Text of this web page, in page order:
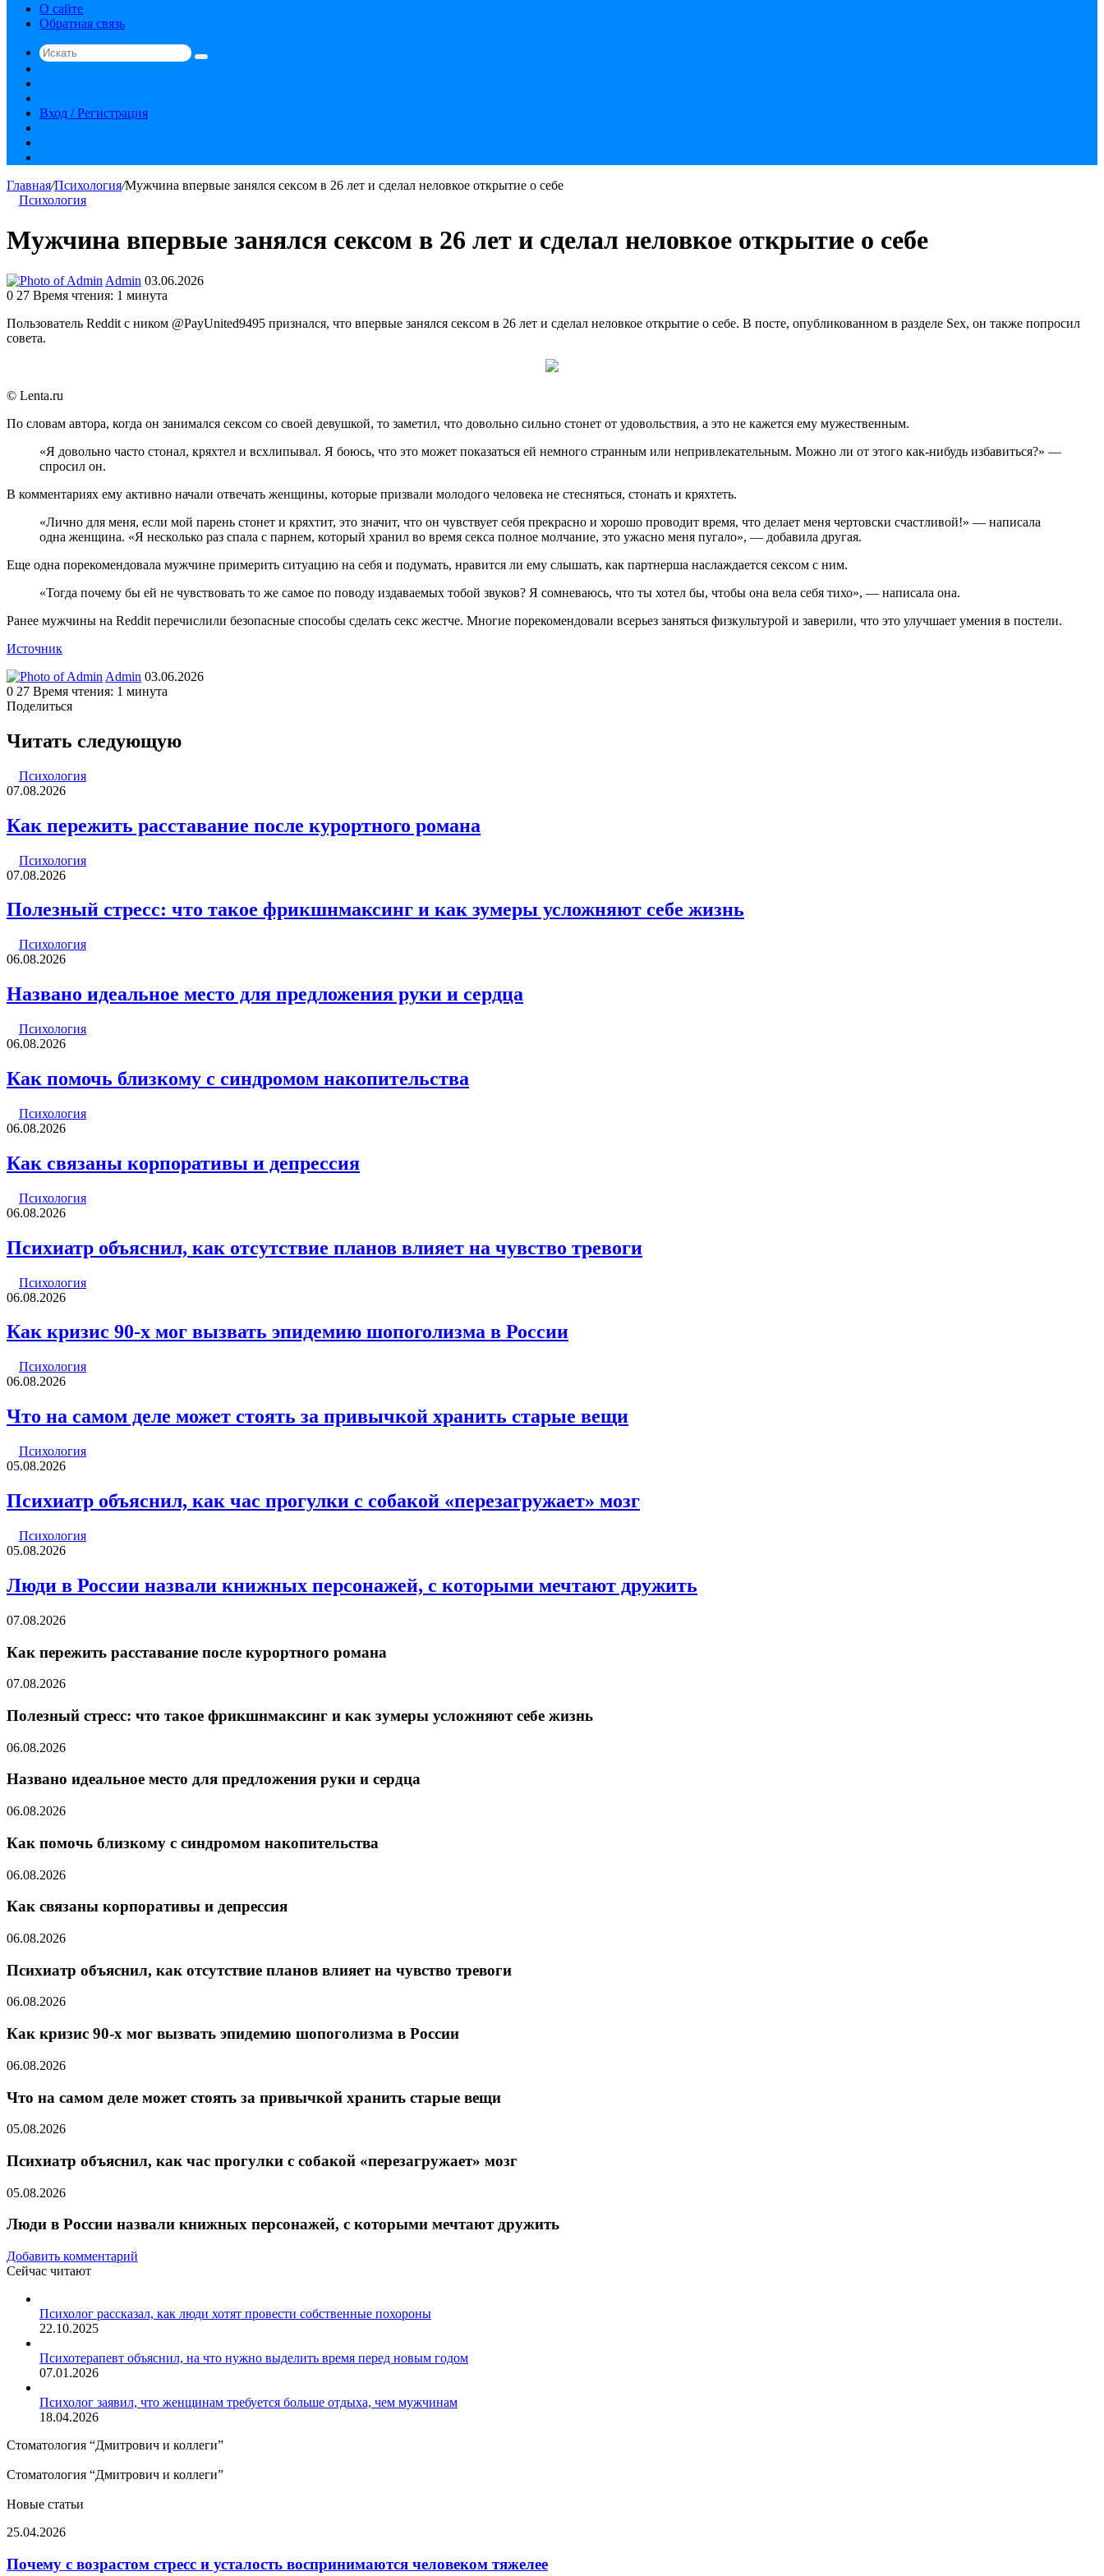
О сайте
Обратная связь
Искать
статья
Вход / Регистрация
Главная/Психология/Мужчина впервые занялся сексом в 26 лет и сделал неловкое открытие о себе
Психология
Мужчина впервые занялся сексом в 26 лет и сделал неловкое открытие о себе
Admin Send
an
03.06.2026
0 27 Время чтения: 1 минута
Пользователь Reddit с ником @PayUnited9495 признался, что впервые занялся сексом в 26 лет и сделал неловкое открытие о себе. В посте, опубликованном в разделе Sex, он также попросил
совета.
© Lenta.ru
По словам автора, когда он занимался сексом со своей девушкой, то заметил, что довольно сильно стонет от удовольствия, а это не кажется ему мужественным.
«Я довольно часто стонал, кряхтел и всхлипывал. Я боюсь, что это может показаться ей немного странным или непривлекательным. Можно ли от этого как-нибудь избавиться?» —
спросил он.
В комментариях ему активно начали отвечать женщины, которые призвали молодого человека не стесняться, стонать и кряхтеть.
«Лично для меня, если мой парень стонет и кряхтит, это значит, что он чувствует себя прекрасно и хорошо проводит время, что делает меня чертовски счастливой!» — написала
одна женщина. «Я несколько раз спала с парнем, который хранил во время секса полное молчание, это ужасно меня пугало», — добавила другая.
Еще одна порекомендовала мужчине примерить ситуацию на себя и подумать, нравится ли ему слышать, как партнерша наслаждается сексом с ним.
«Тогда почему бы ей не чувствовать то же самое по поводу издаваемых тобой звуков? Я сомневаюсь, что ты хотел бы, чтобы она вела себя тихо», — написала она.
Ранее мужчины на Reddit перечислили безопасные способы сделать секс жестче. Многие порекомендовали всерьез заняться физкультурой и заверили, что это улучшает умения в постели.
Источник
Admin Send
an
03.06.2026
0 27 Время чтения: 1 минута
Поделиться
через
электронную
Читать следующую
Психология
07.08.2026
Как пережить расставание после курортного романа
Психология
07.08.2026
Полезный стресс: что такое фрикшнмаксинг и как зумеры усложняют себе жизнь
Психология
06.08.2026
Названо идеальное место для предложения руки и сердца
Психология
06.08.2026
Как помочь близкому с синдромом накопительства
Психология
06.08.2026
Как связаны корпоративы и депрессия
Психология
06.08.2026
Психиатр объяснил, как отсутствие планов влияет на чувство тревоги
Психология
06.08.2026
Как кризис 90-х мог вызвать эпидемию шопоголизма в России
Психология
06.08.2026
Что на самом деле может стоять за привычкой хранить старые вещи
Психология
05.08.2026
Психиатр объяснил, как час прогулки с собакой «перезагружает» мозг
Психология
05.08.2026
Люди в России назвали книжных персонажей, с которыми мечтают дружить
07.08.2026
Как пережить расставание после курортного романа
07.08.2026
Полезный стресс: что такое фрикшнмаксинг и как зумеры усложняют себе жизнь
06.08.2026
Названо идеальное место для предложения руки и сердца
06.08.2026
Как помочь близкому с синдромом накопительства
06.08.2026
Как связаны корпоративы и депрессия
06.08.2026
Психиатр объяснил, как отсутствие планов влияет на чувство тревоги
06.08.2026
Как кризис 90-х мог вызвать эпидемию шопоголизма в России
06.08.2026
Что на самом деле может стоять за привычкой хранить старые вещи
05.08.2026
Психиатр объяснил, как час прогулки с собакой «перезагружает» мозг
05.08.2026
Люди в России назвали книжных персонажей, с которыми мечтают дружить
Добавить комментарий
Сейчас читают
Психолог рассказал, как люди хотят провести собственные похороны
22.10.2025
Психотерапевт объяснил, на что нужно выделить время перед новым годом
07.01.2026
Психолог заявил, что женщинам требуется больше отдыха, чем мужчинам
18.04.2026
Стоматология “Дмитрович и коллеги”
Стоматология “Дмитрович и коллеги”
Новые статьи
Почему
возрастом
25.04.2026
Почему с возрастом стресс и усталость воспринимаются человеком тяжелее